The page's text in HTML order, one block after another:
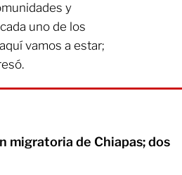
y
uno de los
vamos a estar;
migratoria de Chiapas; dos